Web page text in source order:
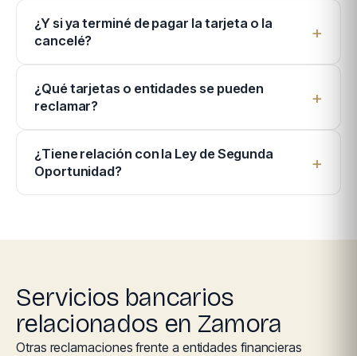
¿Y si ya terminé de pagar la tarjeta o la
cancelé?
¿Qué tarjetas o entidades se pueden
reclamar?
¿Tiene relación con la Ley de Segunda
Oportunidad?
Servicios bancarios
relacionados en Zamora
Otras reclamaciones frente a entidades financieras